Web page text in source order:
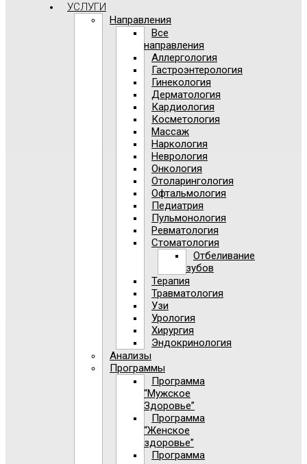
УСЛУГИ
Направления
Все
направления
Аллергология
Гастроэнтерология
Гинекология
Дерматология
Кардиология
Косметология
Массаж
Наркология
Неврология
Онкология
Отоларингология
Офтальмология
Педиатрия
Пульмонология
Ревматология
Стоматология
Отбеливание
зубов
Терапия
Травматология
Узи
Урология
Хирургия
Эндокринология
Анализы
Программы
Программа
“Мужское
Здоровье”
Программа
“Женское
здоровье”
Программа